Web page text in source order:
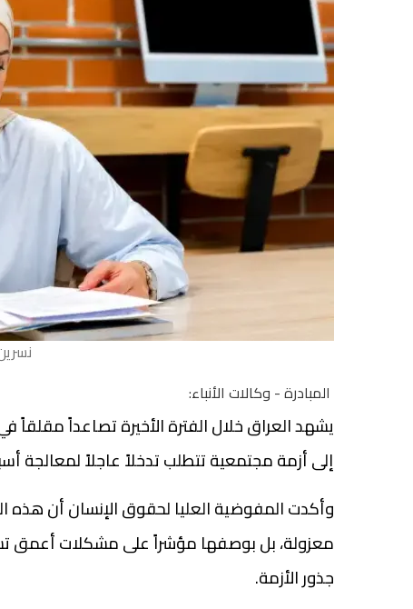
المبادرة - وكالات الأنباء:
يشهد العراق خلال الفترة الأخيرة تصاعداً مقلقاً
إلى أزمة مجتمعية تتطلب تدخلاً عاجلاً لمعالجة
وأكدت المفوضية العليا لحقوق الإنسان أن هذه
معزولة، بل بوصفها مؤشراً على مشكلات
جذور الأزمة.